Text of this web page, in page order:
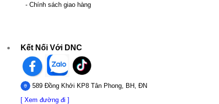
- Chính sách giao hàng
Kết Nối Với DNC
589 Đồng Khởi KP8 Tân Phong, BH, ĐN
[ Xem đường đi ]